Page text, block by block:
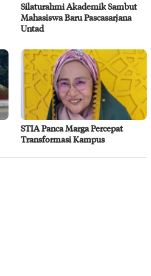
Silaturahmi Akademik Sambut
Mahasiswa Baru Pascasarjana
Untad
STIA Panca Marga Percepat
Transformasi Kampus